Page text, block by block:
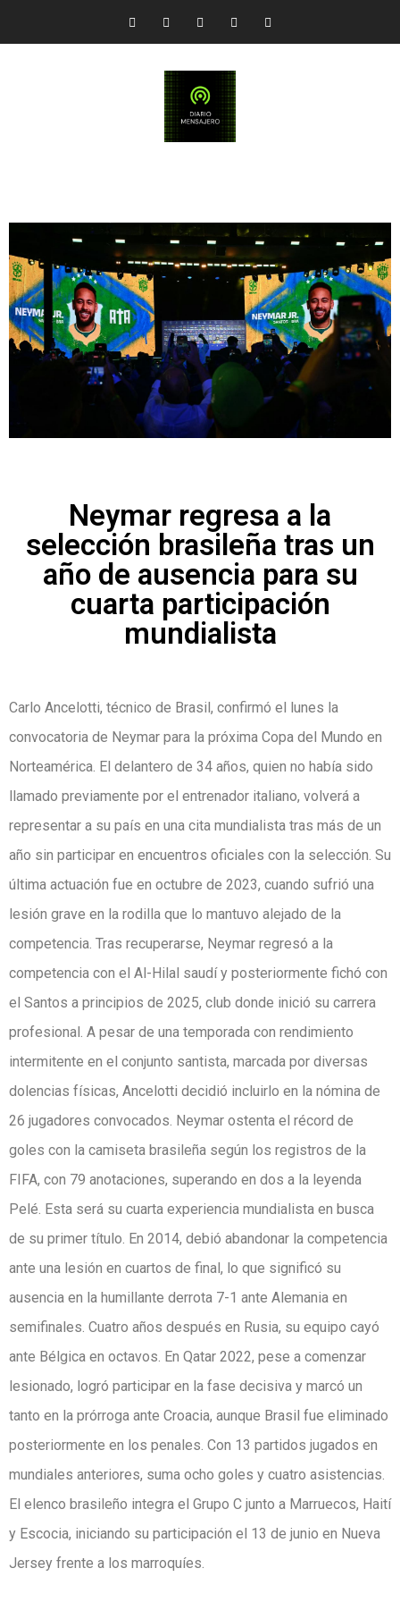
Neymar regresa a la
selección brasileña tras un
año de ausencia para su
cuarta participación
mundialista
Carlo Ancelotti, técnico de Brasil, confirmó el lunes la
convocatoria de Neymar para la próxima Copa del Mundo en
Norteamérica. El delantero de 34 años, quien no había sido
llamado previamente por el entrenador italiano, volverá a
representar a su país en una cita mundialista tras más de un
año sin participar en encuentros oficiales con la selección. Su
última actuación fue en octubre de 2023, cuando sufrió una
lesión grave en la rodilla que lo mantuvo alejado de la
competencia. Tras recuperarse, Neymar regresó a la
competencia con el Al-Hilal saudí y posteriormente fichó con
el Santos a principios de 2025, club donde inició su carrera
profesional. A pesar de una temporada con rendimiento
intermitente en el conjunto santista, marcada por diversas
dolencias físicas, Ancelotti decidió incluirlo en la nómina de
26 jugadores convocados. Neymar ostenta el récord de
goles con la camiseta brasileña según los registros de la
FIFA, con 79 anotaciones, superando en dos a la leyenda
Pelé. Esta será su cuarta experiencia mundialista en busca
de su primer título. En 2014, debió abandonar la competencia
ante una lesión en cuartos de final, lo que significó su
ausencia en la humillante derrota 7-1 ante Alemania en
semifinales. Cuatro años después en Rusia, su equipo cayó
ante Bélgica en octavos. En Qatar 2022, pese a comenzar
lesionado, logró participar en la fase decisiva y marcó un
tanto en la prórroga ante Croacia, aunque Brasil fue eliminado
posteriormente en los penales. Con 13 partidos jugados en
mundiales anteriores, suma ocho goles y cuatro asistencias.
El elenco brasileño integra el Grupo C junto a Marruecos, Haití
y Escocia, iniciando su participación el 13 de junio en Nueva
Jersey frente a los marroquíes.